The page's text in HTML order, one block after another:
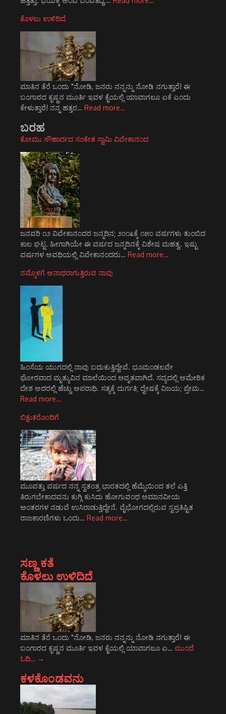
ಕೊಳಲು ಉಳಿದಿದೆ
ಮಾತಿನ ತೆರೆ ಒಂದು "ನೋಡಿ, ಜನರು ನನ್ನನ್ನು ನೋಡಿ ನಗುತ್ತಾರೆ! ಈ
ಬಂಗಾರದ ಕೃಷ್ಣನ ಮೂರ್ತಿ ಇವಳ ಕೈಯಲ್ಲಿ ಯಾವಾಗಲೂ ಏಕೆ ಎಂದು
ಕೇಳುತ್ತಾರೆ! ನನ್ನ ಹತ್ತರ… Read more…
ಬರಹ
ಕೋಮು ಸೌಹಾರ್ದದ ಸಂಕೇತ ಸ್ವಾಮಿ ವಿವೇಕಾನಂದ
ಜನವರಿ ೧೨ ವಿವೇಕಾನಂದರ ಜನ್ಮದಿನ; ೨೦೧೩ಕ್ಕೆ ೧೫೦ ವರ್ಷಗಳು ತುಂಬಿದ
ಕಾಲ ಘಟ್ಟ. ಹೀಗಾಗಿಯೇ ಈ ವರ್ಷದ ಜನ್ಮದಿನಕ್ಕೆ ವಿಶೇಷ ಮಹತ್ವ. ಇಷ್ಟು
ವರ್ಷಗಳ ಅವಧಿಯಲ್ಲಿ ವಿವೇಕಾನಂದರು… Read more…
ನಮ್ಮೊಳಗೆ ಅನಾಥರಾಗುತ್ತಿರುವ ನಾವು
ಹಿಂಸೆಯ ಯುಗದಲ್ಲಿ ನಾವು ಬದುಕುತ್ತಿದ್ದೇವೆ. ಭೂಮಂಡಲವೇ
ಘೋರವಾದ ಮೃತ್ಯುವಿನ ಮಾಲೆಯಿಂದ ಆವೃತವಾಗಿದೆ. ಸದ್ಯದಲ್ಲಿ ಅಮೇರಿಕ
ದೇಶ ಅದರಲ್ಲಿ ಹೆಚ್ಚು ಅಪರಾಧಿ. ಸತ್ಯಕ್ಕೆ ದುರ್ಗತಿ; ದ್ವೇಷಕ್ಕೆ ವಿಜಯ; ಪ್ರೇಮ…
Read more…
ಬಿಕ್ಷುಕರೊಂದಿಗೆ
ಮೂವತ್ತು ವರ್ಷದ ನನ್ನ ಸ್ವತಂತ್ರ ಭಾರತದಲ್ಲಿ ಹೆಮ್ಮೆಯಿಂದ ತಲೆ ಎತ್ತಿ
ತಿರುಗಬೇಕಾದವನು ಕುಗ್ಗಿ ಕುಸಿದು ಹೋಗುವಂಥ ಅಮಾನವೀಯ
ಅಂತರಗಳ ನಡುವೆ ಉಸಿರಾಡುತ್ತಿದ್ದೇನೆ. ವೈಭೋಗದಲ್ಲಿರುವ ಸ್ವಪ್ರತಿಷ್ಟಿತ
ರಾಜಕಾರಣಿಗಳು ಒಂದು… Read more…
ಸಣ್ಣ ಕತೆ
ಕೊಳಲು ಉಳಿದಿದೆ
ಮಾತಿನ ತೆರೆ ಒಂದು "ನೋಡಿ, ಜನರು ನನ್ನನ್ನು ನೋಡಿ ನಗುತ್ತಾರೆ! ಈ
ಬಂಗಾರದ ಕೃಷ್ಣನ ಮೂರ್ತಿ ಇವಳ ಕೈಯಲ್ಲಿ ಯಾವಾಗಲೂ ಏ… ಮುಂದೆ
ಓದಿ… →
ಕಳಕೊಂಡವನು